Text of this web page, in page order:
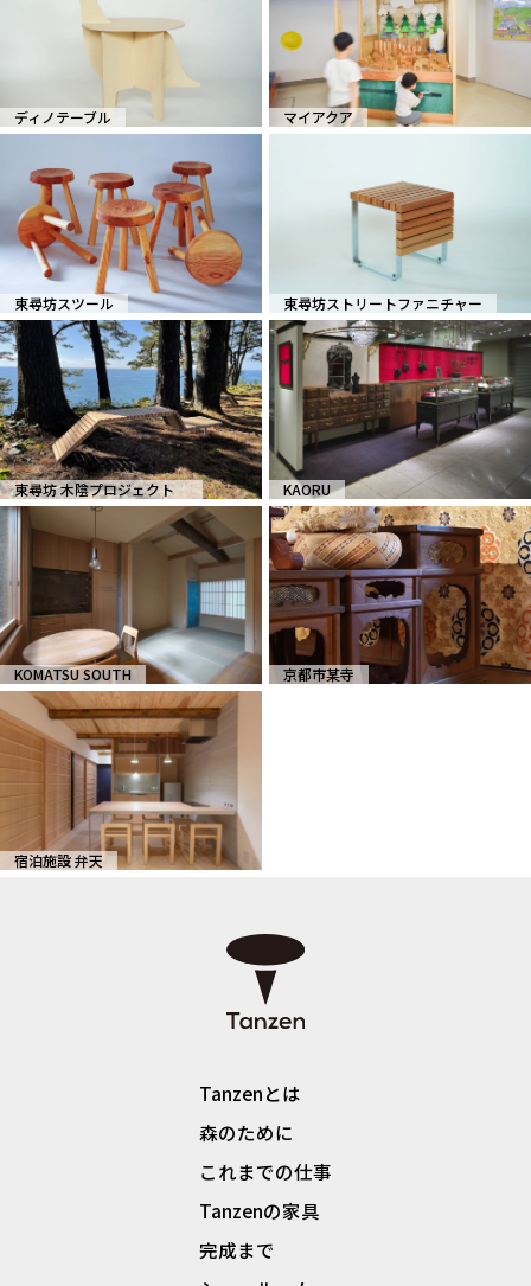
ディノテーブル マイアクア
東尋坊スツール 東尋坊ストリートファニチャー
東尋坊 木陰プロジェクト KAORU
KOMATSU SOUTH 京都市某寺
宿泊施設 弁天
Tanzenとは
森のために
これまでの仕事
Tanzenの家具
完成まで